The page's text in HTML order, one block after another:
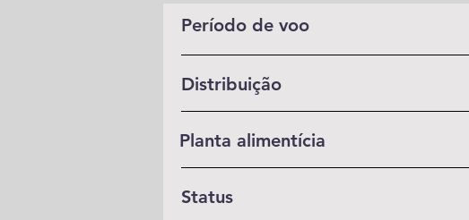
Período de voo
Distribuição
Planta alimentícia
Status